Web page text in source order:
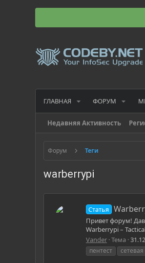
ГЛАВНАЯ ФОРУМ
Недавняя Активность
Форум Теги
warberrypi
Статья
Привет форум!
Warberrypi –
Vander Тема
пентест